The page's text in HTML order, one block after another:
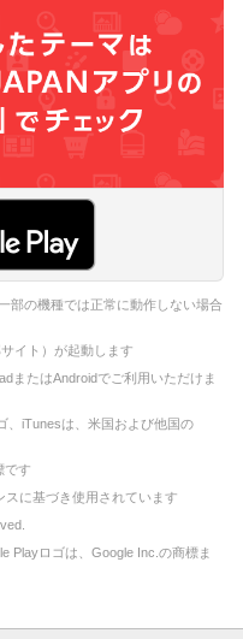
部の機種では正常に動作しない場合
イト）が起動します
またはAndroidでご利用いただけま
、iTunesは、米国および他国の
です
に基づき使用されています
Playロゴは、Google Inc.の商標ま